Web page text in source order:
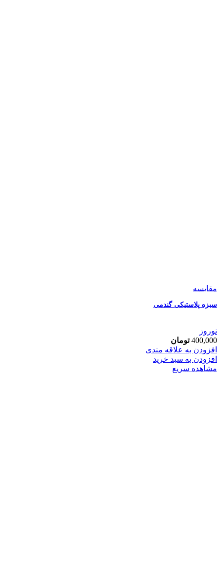
مقایسه
سبزه پلاستیکی گندمی
نوروز
400,000 تومان
افزودن به علاقه مندی
افزودن به سبد خرید
مشاهده سریع